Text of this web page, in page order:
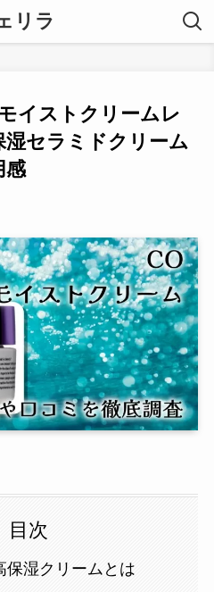
リラ
イストクリームレ
湿セラミドクリーム
感
目次
保湿クリームとは